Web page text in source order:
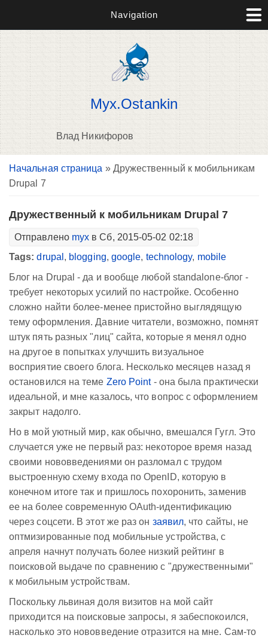
Navigation
Myx.Ostankin
Влад Никифоров
Вы здесь
Начальная страница » Дружественный к мобильникам
Drupal 7
Дружественный к мобильникам Drupal 7
Отправлено myx в Сб, 2015-05-02 02:18
Tags:drupal , blogging, google, technology, mobile
Блог на Drupal - да и вообще любой standalone-блог -
требует некоторых усилий по настройке. Особенно
сложно найти более-менее пристойно выглядящую
тему оформления. Давние читатели, возможно, помнят
штук пять разных "лиц" сайта, которые я менял одно
на другое в попытках улучшить визуальное
восприятие своего блога. Несколько месяцев назад я
остановился на теме Zero Point- она была практически
идеальной, и мне казалось, что вопрос с оформлением
закрыт надолго.
Но в мой уютный мир, как обычно, вмешался Гугл. Это
случается уже не первый раз: некоторое время назад
своими нововведениями он разломал с трудом
выстроенную схему входа по OpenID, которую в
конечном итоге так и пришлось похоронить, заменив
ее на более современную OAuth-идентификацию
через соцсети. В этот же раз он заявил, что сайты, не
оптмизированные под мобильные устройства, с
апреля начнут получать более низкий рейтинг в
поисковой выдаче по сравнению с "дружественными"
к мобильным устройствам.
Поскольку львиная доля визитов на мой сайт
приходится на поисковые запросы, я забеспокоился,
насколько это нововведение отразится на мне. Сам-то